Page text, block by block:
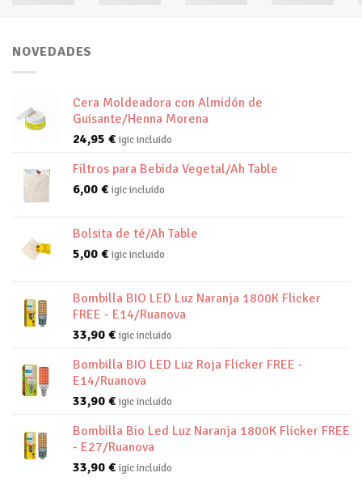
NOVEDADES
Cera Moldeadora con Almidón de
Guisante/Henna Morena
24,95 € igic incluido
Filtros para Bebida Vegetal/Ah Table
6,00 € igic incluido
Bolsita de té/Ah Table
5,00 € igic incluido
Bombilla BIO LED Luz Naranja 1800K Flicker
FREE - E14/Ruanova
33,90 € igic incluido
Bombilla BIO LED Luz Roja Flicker FREE -
E14/Ruanova
33,90 € igic incluido
Bombilla Bio Led Luz Naranja 1800K Flicker FREE
- E27/Ruanova
33,90 € igic incluido